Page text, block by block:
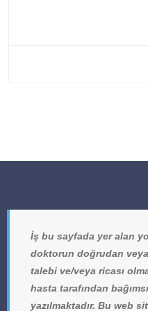
İş bu sayfada yer alan
doktorun doğrudan
talebi ve/veya ricası
hasta tarafından
yazılmaktadır. Bu web